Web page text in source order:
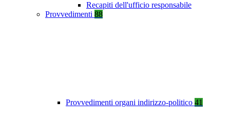
Recapiti dell'ufficio responsabile
Provvedimenti 88
Provvedimenti organi indirizzo-politico 41